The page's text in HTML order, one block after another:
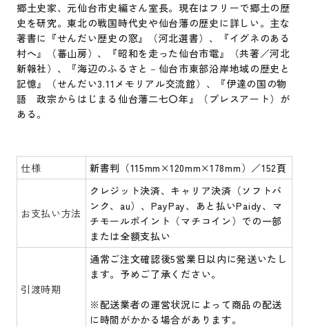
郷土史家、元仙台市史編さん室長。現在はフリーで郷土の歴
史を研究。東北の戦国時代史や仙台藩の歴史に詳しい。主な
著書に『せんだい歴史の窓』（河北選書）、『イグネのある
村へ』（蕃山房）、『昭和を走った仙台市電』（共著／河北
新報社）、『海辺のふるさと－仙台市東部沿岸地域の歴史と
記憶』（せんだい3.11メモリアル交流館）、『伊達の国の物
語 政宗からはじまる仙台藩二七〇年』（プレスアート）が
ある。
仕様 新書判（115mm×120mm×178mm）／152頁
お支払い方法
クレジット決済、キャリア決済（ソフトバ
ンク、au）、PayPay、あと払いPaidy、マ
チモールポイント（マチコイン）での一部
または全額支払い
引渡時期
通常ご注文確認後5営業日以内に発送いたし
ます。予めご了承ください。
※配送業者の運営状況によって商品の配送
に時間がかかる場合があります。